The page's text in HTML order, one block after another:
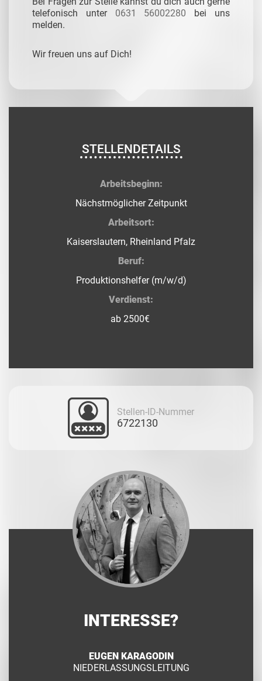
telefonisch unter 0631 56002280 bei uns
melden.
Wir freuen uns auf Dich!
STELLENDETAILS
Arbeitsbeginn:
Nächstmöglicher Zeitpunkt
Arbeitsort:
Kaiserslautern, Rheinland Pfalz
Beruf:
Produktionshelfer (m/w/d)
Verdienst:
ab 2500€
Stellen-ID-Nummer
6722130
INTERESSE?
EUGEN KARAGODIN
NIEDERLASSUNGSLEITUNG